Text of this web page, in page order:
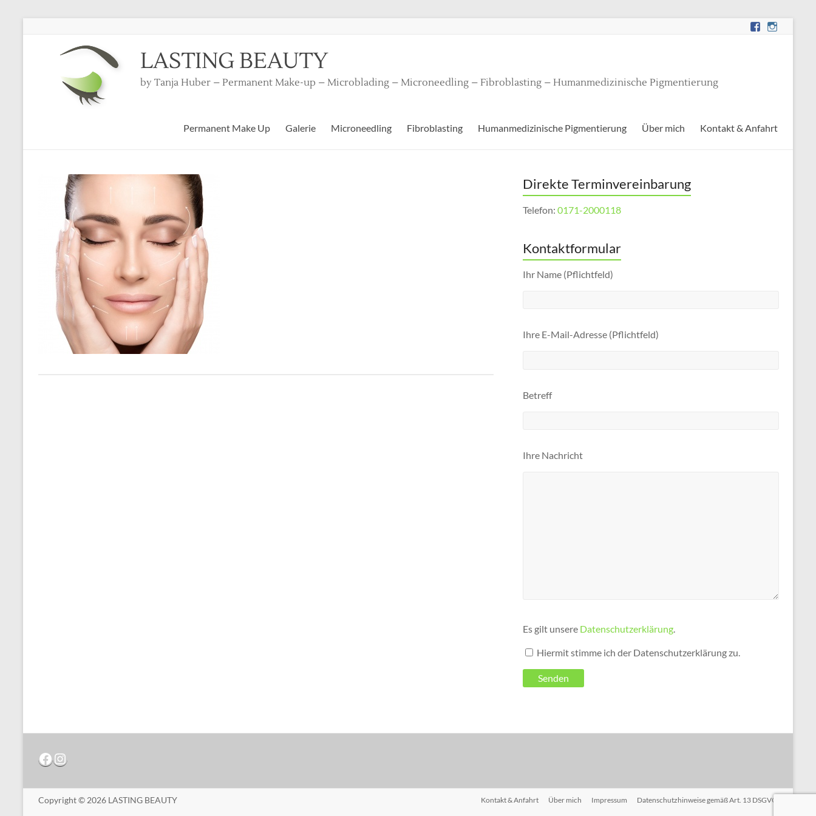
LASTING BEAUTY
by Tanja Huber – Permanent Make-up – Microblading – Microneedling – Fibroblasting – Humanmedizinische Pigmentierung
Permanent Make Up Galerie Microneedling Fibroblasting Humanmedizinische Pigmentierung Über mich Kontakt & Anfahrt
Direkte Terminvereinbarung
Telefon: 0171-2000118
Kontaktformular
Ihr Name (Pflichtfeld)
Ihre E-Mail-Adresse (Pflichtfeld)
Betreff
Ihre Nachricht
Es gilt unsere Datenschutzerklärung
Hiermit stimme ich der Datenschutzerklärung zu.
Copyright © 2026 LASTING BEAUTY Kontakt & Anfahrt Über mich Impressum Datenschutzhinweise gemäß Art. 13 DSGVO